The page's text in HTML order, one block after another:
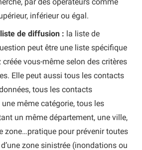
inférieur ou égal.
de diffusion : la liste de
peut être une liste spécifique
vous-même selon des critères
Elle peut aussi tous les contacts
tous les contacts
même catégorie, tous les
un même département, une ville,
zone…pratique pour prévenir toutes
zone sinistrée (inondations ou